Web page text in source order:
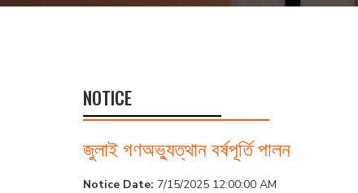
NOTICE
জুলাই গণঅভ্যুত্থান বর্ষপূর্তি পালন
Notice Date: 7/15/2025 12:00:00 AM